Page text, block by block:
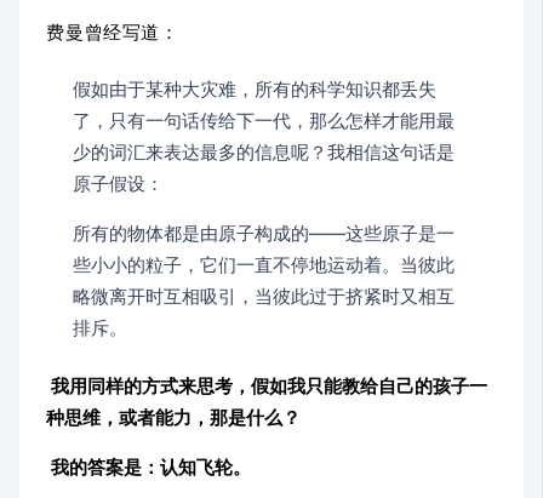
费曼曾经写道：
假如由于某种大灾难，所有的科学知识都丢失
了，只有一句话传给下一代，那么怎样才能用最
少的词汇来表达最多的信息呢？我相信这句话是
原子假设：
所有的物体都是由原子构成的——这些原子是一
些小小的粒子，它们一直不停地运动着。当彼此
略微离开时互相吸引，当彼此过于挤紧时又相互
排斥。
我用同样的方式来思考，假如我只能教给自己的孩子一
种思维，或者能力，那是什么？
我的答案是：认知飞轮。